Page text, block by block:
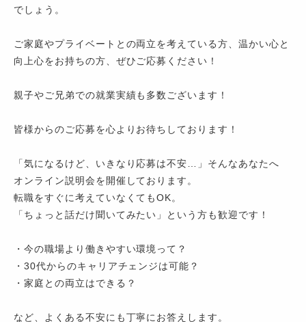
でしょう。
ご家庭やプライベートとの両立を考えている方、温かい心と
向上心をお持ちの方、ぜひご応募ください！
親子やご兄弟での就業実績も多数ございます！
皆様からのご応募を心よりお待ちしております！
「気になるけど、いきなり応募は不安…」そんなあなたへ
オンライン説明会を開催しております。
転職をすぐに考えていなくてもOK。
「ちょっと話だけ聞いてみたい」という方も歓迎です！
・今の職場より働きやすい環境って？
・30代からのキャリアチェンジは可能？
・家庭との両立はできる？
など、よくある不安にも丁寧にお答えします。